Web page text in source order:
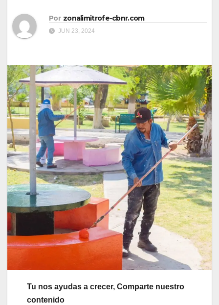
Por zonalimitrofe-cbnr.com
JUN 23, 2024
Tu nos ayudas a crecer, Comparte nuestro
contenido